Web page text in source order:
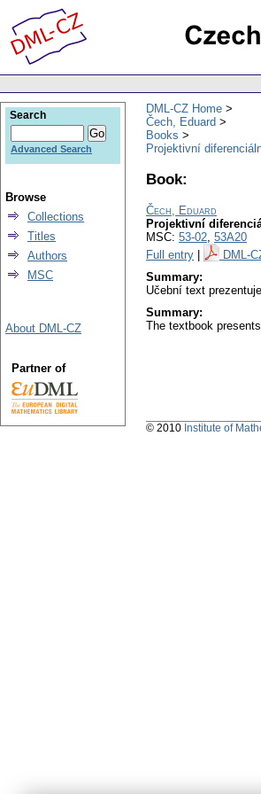
DML-CZ Home
Čech, Eduard
Books
Projektivní
Book:
Čech, Eduard
Projektivní
MSC: 53-02, 53A20
Full entry
DML-
Summary:
Učební text
Summary:
The textbook
Search
Advanced Search
Browse
Collections
Titles
Authors
MSC
About DML-CZ
Partner of
© 2010 Institute of